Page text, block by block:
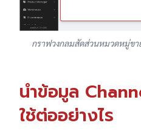
กราฟวงกลมสัดส่วนหมวดหมู่ขา
นำข้อมูล
ใช้ต่ออย่างไร